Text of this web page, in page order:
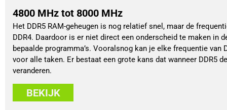
4800 MHz tot 8000 MHz
Het DDR5 RAM-geheugen is nog relatief snel, maar de
DDR4. Daardoor is er niet direct een onderscheid te maken in
bepaalde programma’s. Vooralsnog kan je elke frequentie van
voor alle taken. Er bestaat een grote kans dat wanneer DDR5
veranderen.
BEKIJK